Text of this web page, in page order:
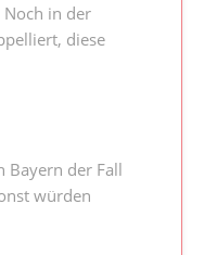
Noch in der
diese
Bayern der Fall
würden